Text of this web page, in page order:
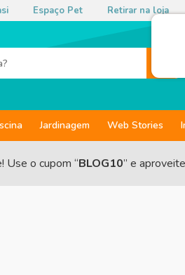
Espaço Pet Retirar na loja
Jardinagem Web Stories
Use o cupom “BLOG10” e